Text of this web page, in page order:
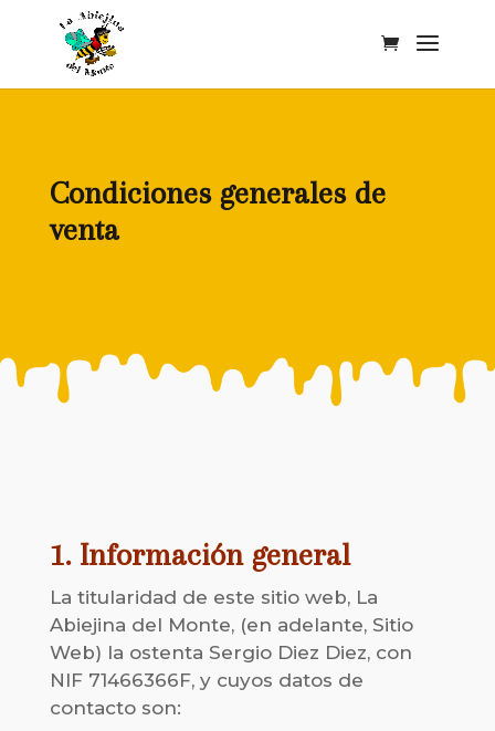
Condiciones generales de
venta
1. Información general
La titularidad de este sitio web, La
Abiejina del Monte, (en adelante, Sitio
Web) la ostenta Sergio Diez Diez, con
NIF 71466366F, y cuyos datos de
contacto son: